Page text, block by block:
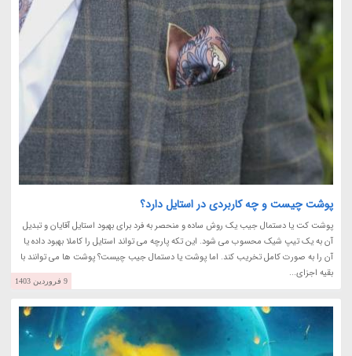
پوشت چیست و چه کاربردی در استایل دارد؟
پوشت کت یا دستمال جیب یک روش ساده و منحصر به فرد برای بهبود استایل آقایان و تبدیل
آن به یک تیپ شیک محسوب می شود. این تکه پارچه می تواند استایل را کاملا بهبود داده یا
آن را به صورت کامل تخریب کند. اما پوشت یا دستمال جیب چیست؟ پوشت ها می توانند با
بقیه اجزای...
9 فروردین 1403